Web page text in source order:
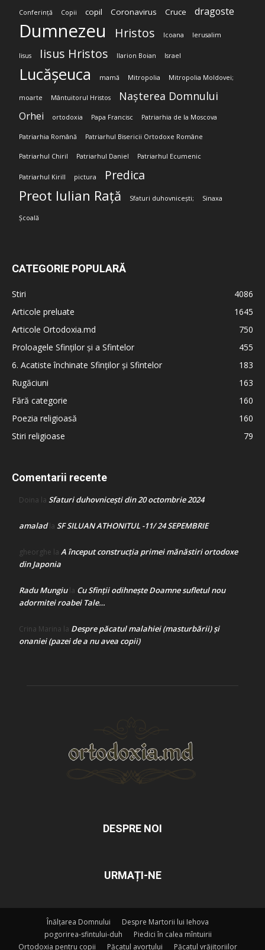
Conferință Copii copil Coronavirus Cruce dragoste
Dumnezeu Hristos Icoana Ierusalim
Iisus Iisus Hristos Ilarion Boian Israel
Lucășeuca mamă Mitropolia Mitropolia Moldovei;
moarte Mântuitorul Hristos Nașterea Domnului
Orhei ortodoxia Papa Francisc Patriarhia de la Moscova
Patriarhia Română Patriarhul Bisericii Ortodoxe Române
Patriarhul Chiril Patriarhul Daniel Patriarhul Ecumenic
Patriarhul Kirill pictura Predica
Preot Iulian Rață Sfaturi duhovnicești; Sinaxa
Școală
CATEGORIE POPULARĂ
Stiri
4086
Articole preluate
1645
Articole Ortodoxia.md
750
Proloagele Sfinților și a Sfintelor
455
6. Acatiste închinate Sfinților și Sfintelor
183
Rugăciuni
163
Fără categorie
160
Poezia religioasă
160
Stiri religioase
79
Comentarii recente
Doina la Sfaturi duhovnicești din 20 octombrie 2024
amaladla SF SILUAN ATHONITUL -11/ 24 SEPEMBRIE
gheorghe la A început construcţia primei mănăstiri ortodoxe
din Japonia
Radu Mungiula Cu Sfinții odihnește Doamne sufletul nou
adormitei roabei Tale…
Crina Marina la Despre păcatul malahiei (masturbării) şi
onaniei (pazei de a nu avea copii)
DESPRE NOI
URMAȚI-NE
Înălțarea Domnului
Despre Martorii lui Iehova
pogorirea-sfintului-duh
Piedici în calea mîntuirii
Ortodoxia pentru copii
Păcatul avortului Păcatul vrăjitoriilor